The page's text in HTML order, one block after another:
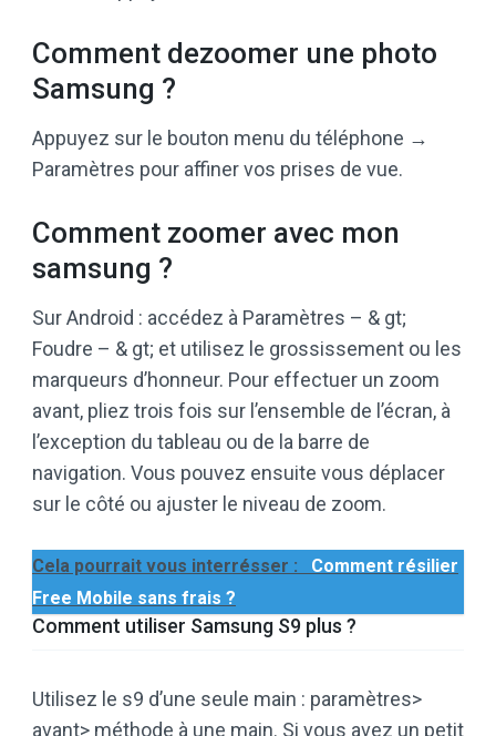
Comment dezoomer une photo
Samsung ?
Appuyez sur le bouton menu du téléphone →
Paramètres pour affiner vos prises de vue.
Comment zoomer avec mon
samsung ?
Sur Android : accédez à Paramètres – & gt;
Foudre – & gt; et utilisez le grossissement ou les
marqueurs d’honneur. Pour effectuer un zoom
avant, pliez trois fois sur l’ensemble de l’écran, à
l’exception du tableau ou de la barre de
navigation. Vous pouvez ensuite vous déplacer
sur le côté ou ajuster le niveau de zoom.
Cela pourrait vous interrésser :
Comment résilier
Free Mobile sans frais ?
Comment utiliser Samsung S9 plus ?
Utilisez le s9 d’une seule main : paramètres>
avant> méthode à une main. Si vous avez un petit